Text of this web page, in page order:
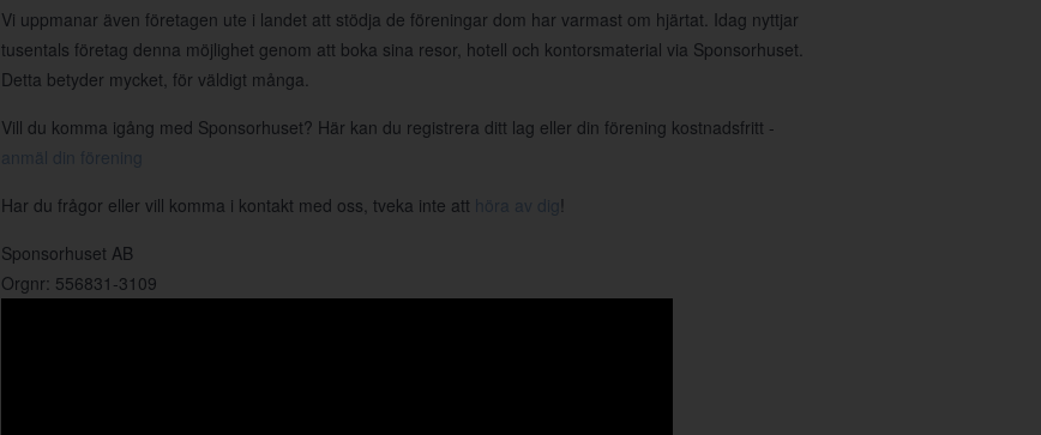
Vi uppmanar även företagen ute i landet att stödja de föreningar dom har varmast om hjärtat. Idag nyttjar
tusentals företag denna möjlighet genom att boka sina resor, hotell och kontorsmaterial via Sponsorhuset.
Detta betyder mycket, för väldigt många.
Vill du komma igång med Sponsorhuset? Här kan du registrera ditt lag eller din förening kostnadsfritt -
anmäl din förening
Har du frågor eller vill komma i kontakt med oss, tveka inte att höra av dig !
Sponsorhuset AB
Orgnr: 556831-3109